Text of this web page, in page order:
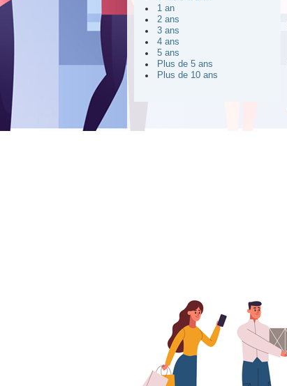
1 an
2 ans
3 ans
4 ans
5 ans
Plus de 5 ans
Plus de 10 ans